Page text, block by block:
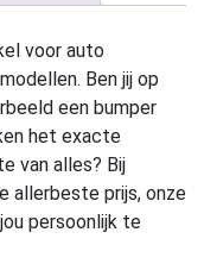
voor auto
Ben jij op
een bumper
het exacte
van alles? Bij
allerbeste prijs, onze
persoonlijk te